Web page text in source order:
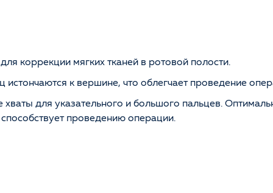
коррекции мягких тканей в ротовой полости.
к вершине, что облегчает проведение
для указательного и большого пальцев.
проведению операции.